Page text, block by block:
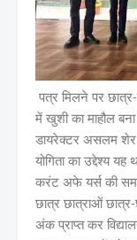
पत्र मिलने पर
में खुशी का माहौल
डायरेक्टर असलम शेर
योगिता का उद्देश्य यह
करंट अफे यर्स की
छात्र छात्राओं
अंक प्राप्त कर